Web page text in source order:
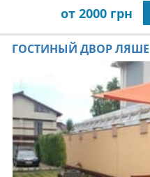
от 2000 грн
ГОСТИНЫЙ ДВОР